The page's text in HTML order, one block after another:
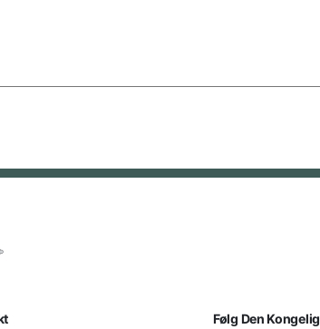
Følg Den